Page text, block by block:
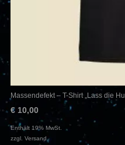
Massendefekt – T-Shirt „Lass die
€ 10,00
Enthält 19% MwSt.
zzgl. Versand